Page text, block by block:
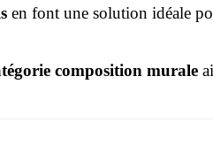
en font une solution idéale
composition murale